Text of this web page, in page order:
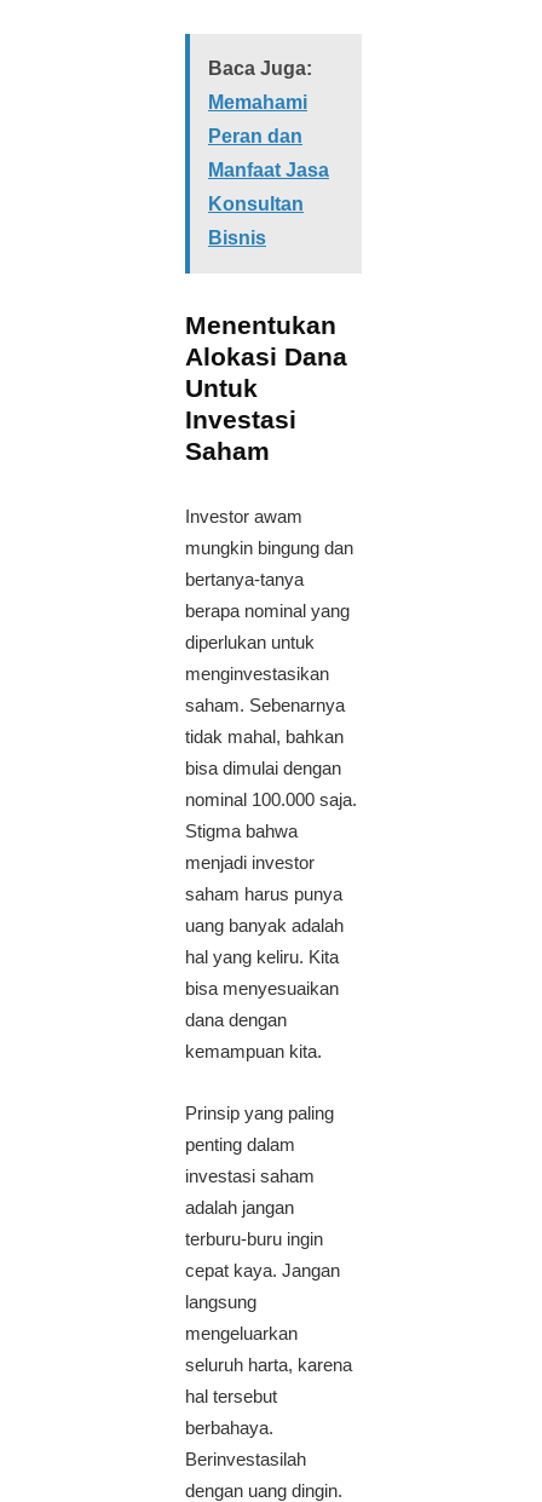
Baca Juga:
Memahami
Peran dan
Manfaat Jasa
Konsultan
Bisnis
Menentukan
Alokasi Dana
Untuk
Investasi
Saham
Investor awam
mungkin bingung dan
bertanya-tanya
berapa nominal yang
diperlukan untuk
menginvestasikan
saham. Sebenarnya
tidak mahal, bahkan
bisa dimulai dengan
nominal 100.000 saja.
Stigma bahwa
menjadi investor
saham harus punya
uang banyak adalah
hal yang keliru. Kita
bisa menyesuaikan
dana dengan
kemampuan kita.
Prinsip yang paling
penting dalam
investasi saham
adalah jangan
terburu-buru ingin
cepat kaya. Jangan
langsung
mengeluarkan
seluruh harta, karena
hal tersebut
berbahaya.
Berinvestasilah
dengan uang dingin.